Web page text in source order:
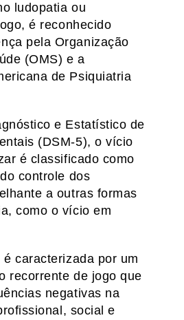
ludopatia ou
é reconhecido
pela Organização
(OMS) e a
de Psiquiatria
e Estatístico de
(DSM-5), o vício
é classificado como
controle dos
a outras formas
como o vício em
é caracterizada por um
recorrente de jogo que
negativas na
social e